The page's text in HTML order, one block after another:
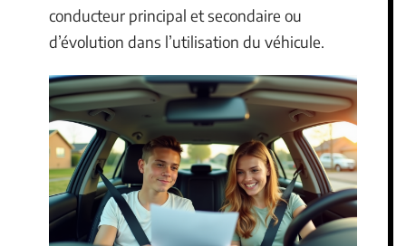
conducteur principal et secondaire ou
d’évolution dans l’utilisation du véhicule.